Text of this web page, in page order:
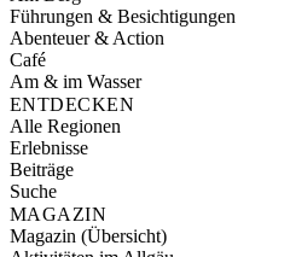
Führungen & Besichtigungen
Abenteuer & Action
Café
Am & im Wasser
ENTDECKEN
Alle Regionen
Erlebnisse
Beiträge
Suche
MAGAZIN
Magazin (Übersicht)